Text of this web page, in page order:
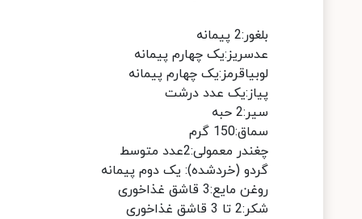
بلغور:2 پیمانه
عدسریز:یک چهارم پیمانه
لوبیاقرمز:یک چهارم پیمانه
پیاز:یک عدد درشت
سیر:2 حبه
سماق:150 گرم
چغندر معمولی:2عدد متوسط
گردو (خردشده): یک دوم پیمانه
روغن مایع:3 قاشق غذاخوری
شکر:2 تا 3 قاشق غذاخوری